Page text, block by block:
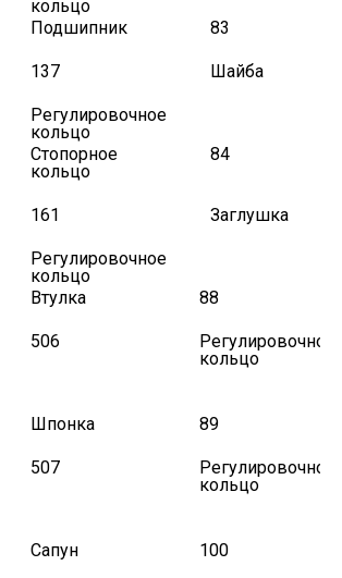
кольцо
Подшипник 83
137 Шайба
Регулировочное
кольцо
Стопорное
кольцо
84
161 Заглушка
Регулировочное
кольцо
Втулка 88
506
Регулировочное
кольцо
Шпонка 89
507
Регулировочное
кольцо
Сапун 100